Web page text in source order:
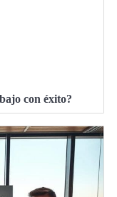
con éxito?